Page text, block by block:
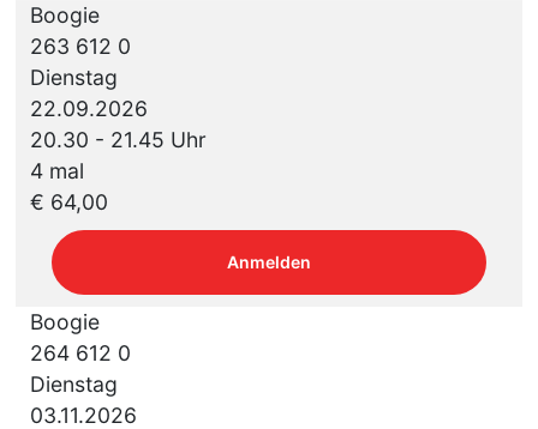
Boogie
263 612 0
Dienstag
22.09.2026
20.30 - 21.45 Uhr
4 mal
€ 64,00
Anmelden
Boogie
264 612 0
Dienstag
03.11.2026